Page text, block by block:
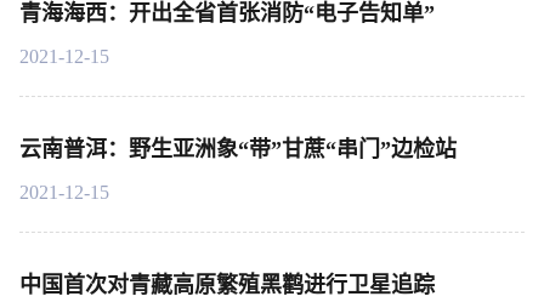
青海海西：开出全省首张消防“电子告知单”
2021-12-15
云南普洱：野生亚洲象“带”甘蔗“串门”边检站
2021-12-15
中国首次对青藏高原繁殖黑鹳进行卫星追踪